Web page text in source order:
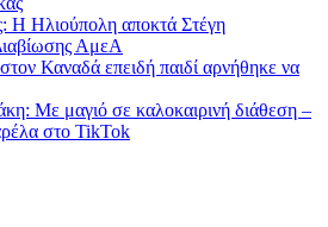
Η Ηλιούπολη αποκτά Στέγη
ΑμεΑ
Καναδά επειδή παιδί αρνήθηκε να
Με μαγιό σε καλοκαιρινή διάθεση –
στο TikTok